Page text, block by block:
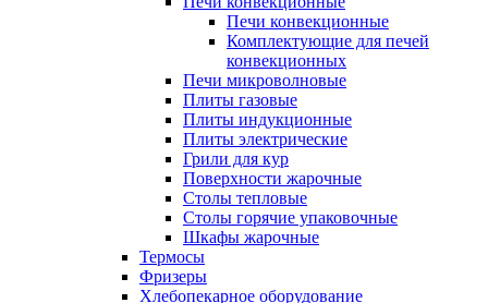
Печи конвекционные
Комплектующие для печей
конвекционных
Печи микроволновые
Плиты газовые
Плиты индукционные
Плиты электрические
Грили для кур
Поверхности жарочные
Столы тепловые
Столы горячие упаковочные
Шкафы жарочные
Термосы
Фризеры
Хлебопекарное оборудование